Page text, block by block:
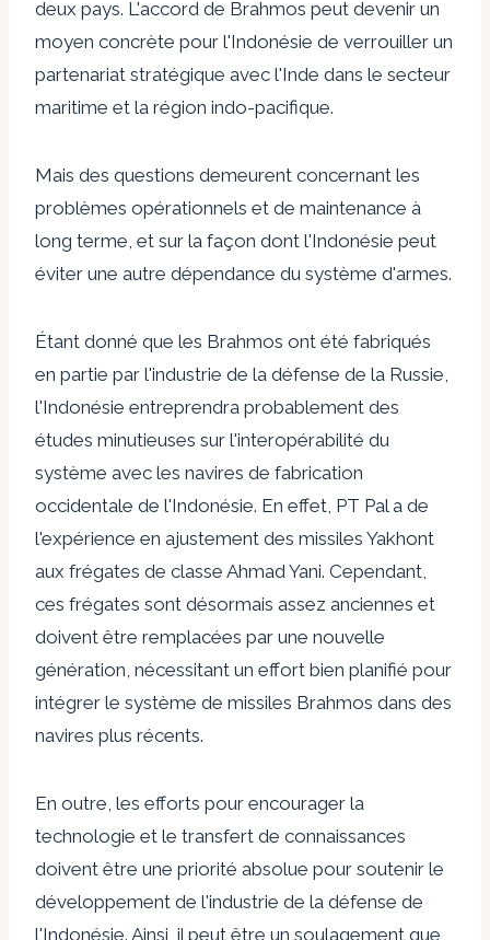
deux pays. L'accord de Brahmos peut devenir un
moyen concrète pour l'Indonésie de verrouiller un
partenariat stratégique avec l'Inde dans le secteur
maritime et la région indo-pacifique.
Mais des questions demeurent concernant les
problèmes opérationnels et de maintenance à
long terme, et sur la façon dont l'Indonésie peut
éviter une autre dépendance du système d'armes.
Étant donné que les Brahmos ont été fabriqués
en partie par l'industrie de la défense de la Russie,
l'Indonésie entreprendra probablement des
études minutieuses sur l'interopérabilité du
système avec les navires de fabrication
occidentale de l'Indonésie. En effet, PT Pal a de
l'expérience en ajustement des missiles Yakhont
aux frégates de classe Ahmad Yani. Cependant,
ces frégates sont désormais assez anciennes et
doivent être remplacées par une nouvelle
génération, nécessitant un effort bien planifié pour
intégrer le système de missiles Brahmos dans des
navires plus récents.
En outre, les efforts pour encourager la
technologie et le transfert de connaissances
doivent être une priorité absolue pour soutenir le
développement de l'industrie de la défense de
l'Indonésie. Ainsi, il peut être un soulagement que